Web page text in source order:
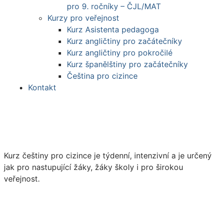
pro 9. ročníky – ČJL/MAT
Kurzy pro veřejnost
Kurz Asistenta pedagoga
Kurz angličtiny pro začátečníky
Kurz angličtiny pro pokročilé
Kurz španělštiny pro začátečníky
Čeština pro cizince
Kontakt
Kurz češtiny pro cizince je týdenní, intenzivní a je určený
jak pro nastupující žáky, žáky školy i pro širokou
veřejnost.